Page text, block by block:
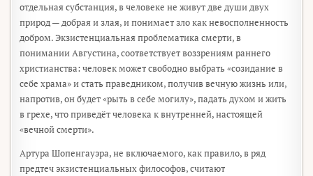
отдельная субстанция, в человеке не живут две души двух
природ — добрая и злая, и понимает зло как невосполненность
добром. Экзистенциальная проблематика смерти, в
понимании Августина, соответствует воззрениям раннего
христианства: человек может свободно выбрать «созидание в
себе храма» и стать праведником, получив вечную жизнь или,
напротив, он будет «рыть в себе могилу», падать духом и жить
в грехе, что приведёт человека к внутренней, настоящей
«вечной смерти».
Артура Шопенгауэра, не включаемого, как правило, в ряд
предтеч экзистенциальных философов, считают